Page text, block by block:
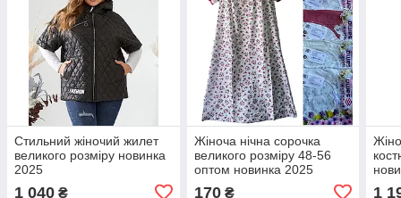
Стильний жіночий жилет
великого розміру новинка
2025
1 040 ₴
Жіноча нічна сорочка
великого розміру 48-56
оптом новинка 2025
170₴ 1